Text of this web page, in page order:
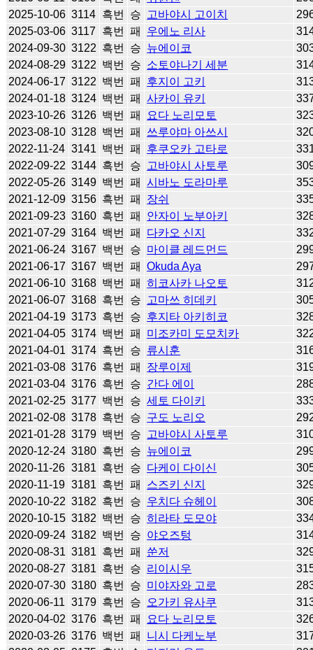
2025-10-06 3114 흑번 승 고바야시 고이치
2025-03-06 3117 흑번 패 우에노 리사
2024-09-30 3122 흑번 승 뉴에이코
2024-08-29 3122 백번 승 소토야나기 세분
2024-06-17 3122 백번 패 후지이 고키
2024-01-18 3124 백번 패 사카이 유키
2023-10-26 3126 백번 패 요다 노리모토
2023-08-10 3128 백번 패 쓰루야마 아쓰시
2022-11-24 3141 백번 패 후쿠오카 고타로
2022-09-22 3144 흑번 승 고바야시 사토루
2022-05-26 3149 백번 패 시바노 도라마루
2021-12-09 3156 흑번 패 장쉬
2021-09-23 3160 흑번 패 안자이 노부아키
2021-07-29 3164 백번 패 다카오 신지
2021-06-24 3167 백번 승 마이클 레드먼드
2021-06-17 3167 백번 패 Okuda Aya
2021-06-10 3168 백번 패 히코사카 나오토
2021-06-07 3168 흑번 승 고마쓰 히데키
2021-04-19 3173 흑번 승 후지타 아키히코
2021-04-05 3174 백번 패 미조카미 도모치카
2021-04-01 3174 흑번 승 류시훈
2021-03-08 3176 흑번 패 장루이제
2021-03-04 3176 흑번 승 간다 에이
2021-02-25 3177 백번 승 세토 다이키
2021-02-08 3178 흑번 승 구도 노리오
2021-01-28 3179 백번 승 고바야시 사토루
2020-12-24 3180 흑번 승 뉴에이코
2020-11-26 3181 흑번 승 다케이 다이신
2020-11-19 3181 흑번 패 스즈키 신지
2020-10-22 3182 흑번 승 우치다 슈헤이
2020-10-15 3182 백번 승 히라타 도모야
2020-09-24 3182 백번 승 야오즈텅
2020-08-31 3181 흑번 패 쑨저
2020-08-27 3181 흑번 승 리이시우
2020-07-30 3180 흑번 승 미야자와 고로
2020-06-11 3179 흑번 승 오가키 유사쿠
2020-04-02 3176 흑번 패 요다 노리모토
2020-03-26 3176 백번 패 니시 다케노부